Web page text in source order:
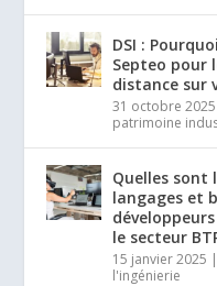
DSI :
Septeo pour
distance sur
31 octobre 2025
patrimoine
Quelles sont
langages et
le secteur
15 janvier 2025 |
l'ingénierie